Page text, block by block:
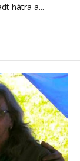
hátra a...